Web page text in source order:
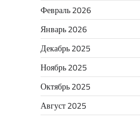
Февраль 2026
Январь 2026
Декабрь 2025
Ноябрь 2025
Октябрь 2025
Август 2025